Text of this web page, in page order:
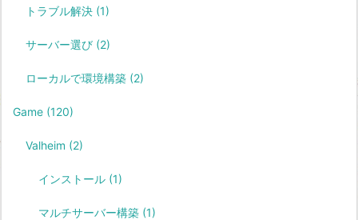
トラブル解決 (1)
サーバー選び (2)
ローカルで環境構築 (2)
Game (120)
Valheim (2)
インストール (1)
マルチサーバー構築 (1)